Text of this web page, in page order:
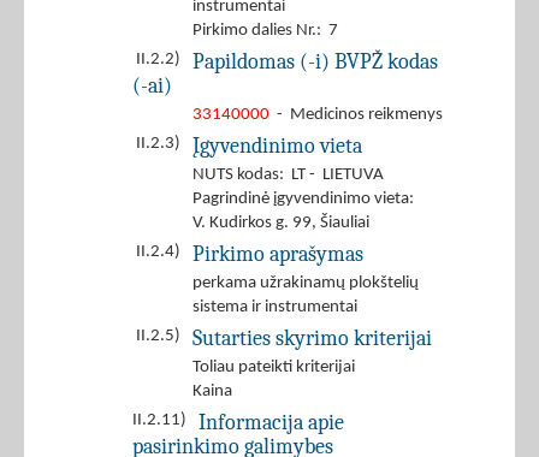
instrumentai
Pirkimo dalies Nr.: 7
II.2.2)
Papildomas (-i) BVPŽ kodas
(-ai)
33140000 - Medicinos reikmenys
II.2.3)
Įgyvendinimo vieta
NUTS kodas: LT - LIETUVA
Pagrindinė įgyvendinimo vieta:
V. Kudirkos g. 99, Šiauliai
II.2.4)
Pirkimo aprašymas
perkama užrakinamų plokštelių
sistema ir instrumentai
II.2.5)
Sutarties skyrimo kriterijai
Toliau pateikti kriterijai
Kaina
II.2.11)
Informacija apie
pasirinkimo galimybes